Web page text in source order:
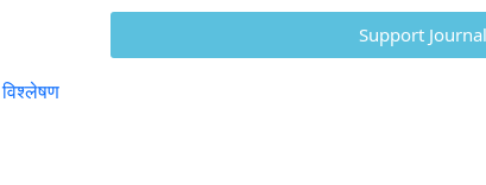
विश्लेषण
Support